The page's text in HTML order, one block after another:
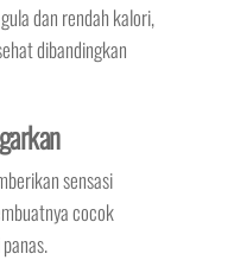
dan rendah kalori,
dibandingkan
sensasi
cocok